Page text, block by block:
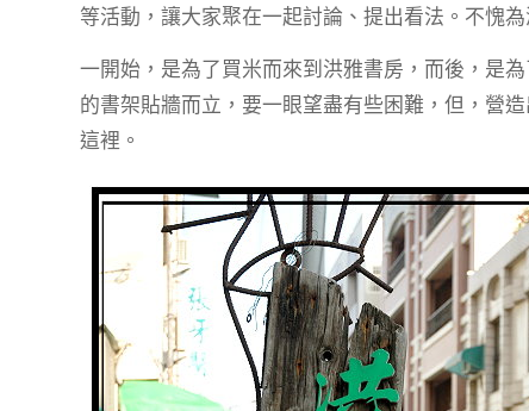
等活動，讓大家聚在一起討論、提出看法。不愧
一開始，是為了買米而來到洪雅書房，而後，是
的書架貼牆而立，要一眼望盡有些困難，但，營
這裡。